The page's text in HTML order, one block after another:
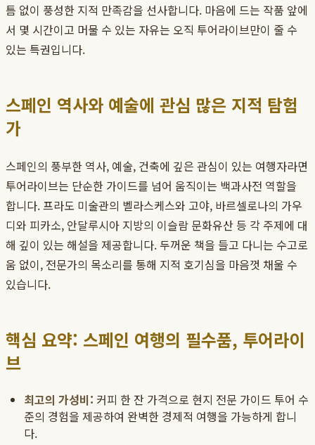
틈 없이 풍성한 지적 만족감을 선사합니다. 마음에 드는 작품 앞에
서 몇 시간이고 머물 수 있는 자유는 오직 투어라이브만이 줄 수
있는 특권입니다.
스페인 역사와 예술에 관심 많은 지적 탐험
가
스페인의 풍부한 역사, 예술, 건축에 깊은 관심이 있는 여행자라면
투어라이브는 단순한 가이드를 넘어 움직이는 백과사전 역할을
합니다. 프라도 미술관의 벨라스케스와 고야, 바르셀로나의 가우
디와 피카소, 안달루시아 지방의 이슬람 문화유산 등 각 주제에 대
해 깊이 있는 해설을 제공합니다. 두꺼운 책을 들고 다니는 수고로
움 없이, 전문가의 목소리를 통해 지적 호기심을 마음껏 채울 수
있습니다.
핵심 요약: 스페인 여행의 필수품, 투어라이
브
최고의 가성비: 커피 한 잔 가격으로 현지 전문 가이드 투어 수
준의 경험을 제공하여 완벽한 경제적 여행을 가능하게 합니
다.